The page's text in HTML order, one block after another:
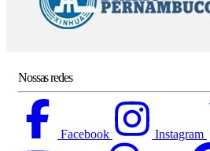
Nossas redes
Facebook Instagram